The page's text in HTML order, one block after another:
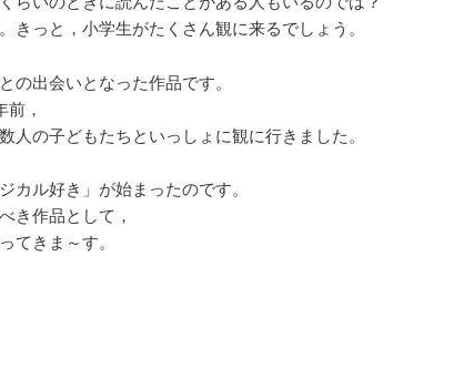
きっと，小学生がたくさん観に来るでしょう。
の出会いとなった作品です。
，
人の子どもたちといっしょに観に行きました。
カル好き」が始まったのです。
き作品として，
てきま～す。